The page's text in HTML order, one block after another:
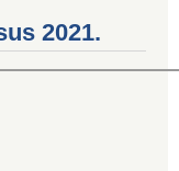
2021.